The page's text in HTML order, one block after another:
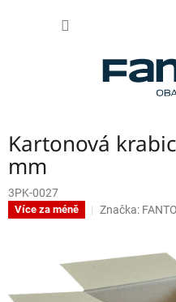
Kartonová
mm
3PK-0027
Více za méně Značka: